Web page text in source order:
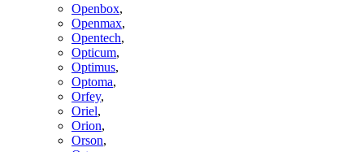
Openbox,
Openmax,
Opentech,
Opticum,
Optimus,
Optoma,
Orfey,
Oriel,
Orion,
Orson,